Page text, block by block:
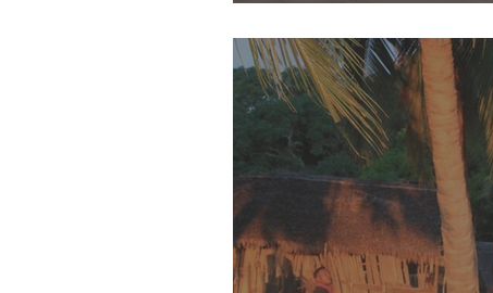
Au 3e jour: Berafia,